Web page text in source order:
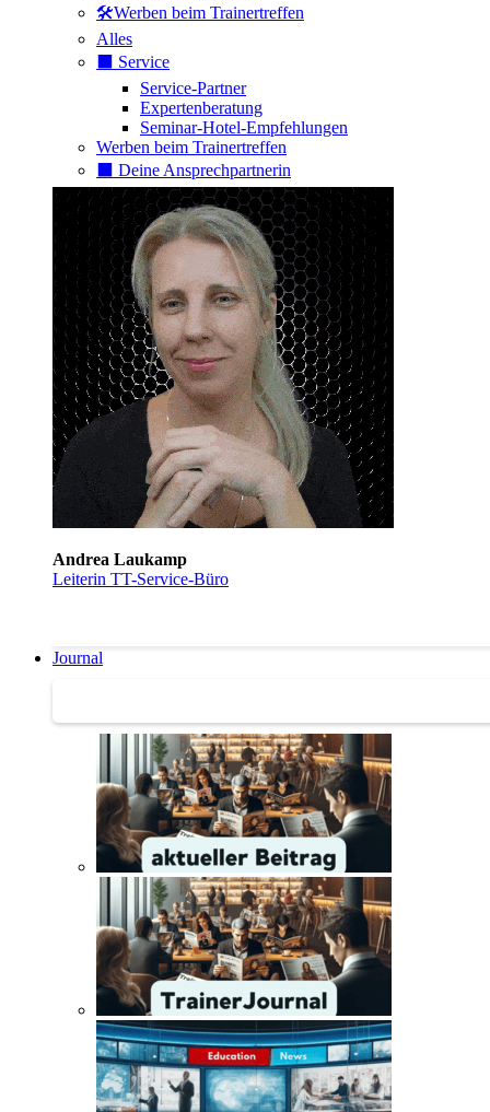
🛠️Werben beim Trainertreffen
Alles
⬛️ Service
Service-Partner
Expertenberatung
Seminar-Hotel-Empfehlungen
Werben beim Trainertreffen
⬛️ Deine Ansprechpartnerin
Andrea Laukamp
Leiterin TT-Service-Büro
Journal